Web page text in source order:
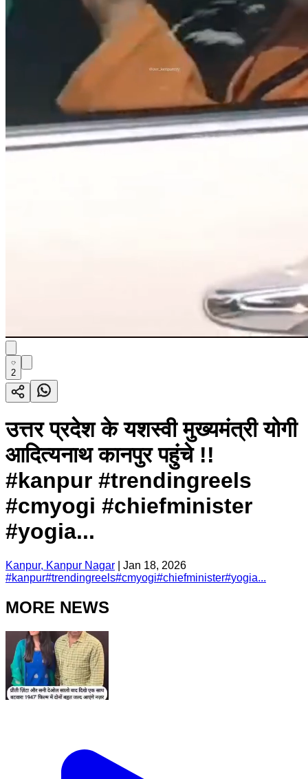
2
उत्तर प्रदेश के यशस्वी मुख्यमंत्री योगी
आदित्यनाथ कानपुर पहुंचे !!
#kanpur #trendingreels
#cmyogi #chiefminister
#yogia...
Kanpur, Kanpur Nagar
Jan 18, 2026
#kanpur#trendingreels#cmyogi#chiefminister#yogia...
MORE NEWS